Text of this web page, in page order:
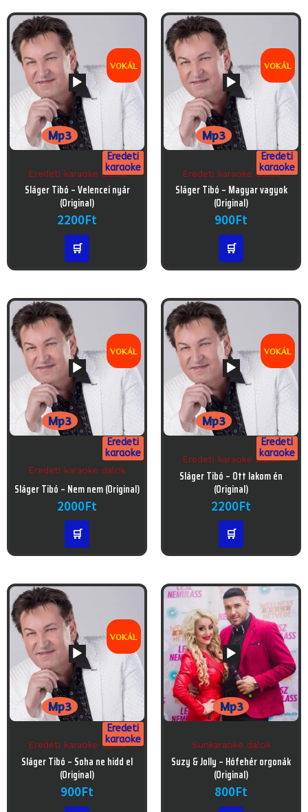
VOKÁL
Eredeti
karaoke
Mp3
Eredeti karaoke dalok
Audió
lejátszó
Sláger Tibó – Velencei nyár
(Original)
2200Ft
🛒
VOKÁL
Eredeti
karaoke
Mp3
Eredeti karaoke dalok
Audió
lejátszó
Sláger Tibó – Magyar vagyok
(Original)
900Ft
🛒
VOKÁL
Eredeti
karaoke
Mp3
Eredeti karaoke dalok
Audió
lejátszó
Sláger Tibó – Nem nem (Original)
2000Ft
🛒
VOKÁL
Eredeti
karaoke
Mp3
Eredeti karaoke dalok
Audió
lejátszó
Sláger Tibó – Ott lakom én
(Original)
2200Ft
🛒
VOKÁL
Eredeti
karaoke
Mp3
Eredeti karaoke dalok
Audió
lejátszó
Sláger Tibó – Soha ne hidd el
(Original)
900Ft
Mp3
Sunkaraoke dalok
Audió
lejátszó
Suzy & Jolly – Hófehér orgonák
(Original)
800Ft